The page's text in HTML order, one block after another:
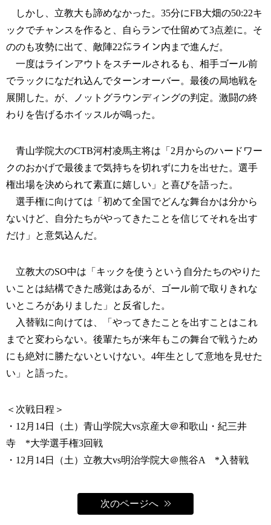
しかし、立教大も諦めなかった。35分にFB大畑の50:22キ
ックでチャンスを作ると、自らランで仕留めて3点差に。そ
ののも攻勢に出て、敵陣22㍍ライン内まで進んだ。
一度はラインアウトをスチールされるも、相手ゴール前
でラックになだれ込んでターンオーバー。最後の局地戦を
展開した。が、ノットグラウンディングの判定。激闘の終
わりを告げるホイッスルが鳴った。
青山学院大のCTB河村凌馬主将は「2月からのハードワー
クのおかげで最後まで気持ちを切れずに力を出せた。選手
権出場を決められて素直に嬉しい」と喜びを語った。
選手権に向けては「初めて全国でどんな舞台かは分から
ないけど、自分たちがやってきたことを信じてそれを出す
だけ」と意気込んだ。
立教大のSO中は「キックを使うという自分たちのやりた
いことは結構できた感覚はあるが、ゴール前で取りきれな
いところがありました」と反省した。
入替戦に向けては、「やってきたことを出すことはこれ
までと変わらない。後輩たちが来年もこの舞台で戦うため
にも絶対に勝たないといけない。4年生として意地を見せた
い」と語った。
＜次戦日程＞
・12月14日（土）青山学院大vs京産大＠和歌山・紀三井
寺 *大学選手権3回戦
・12月14日（土）立教大vs明治学院大＠熊谷A *入替戦
次のページへ